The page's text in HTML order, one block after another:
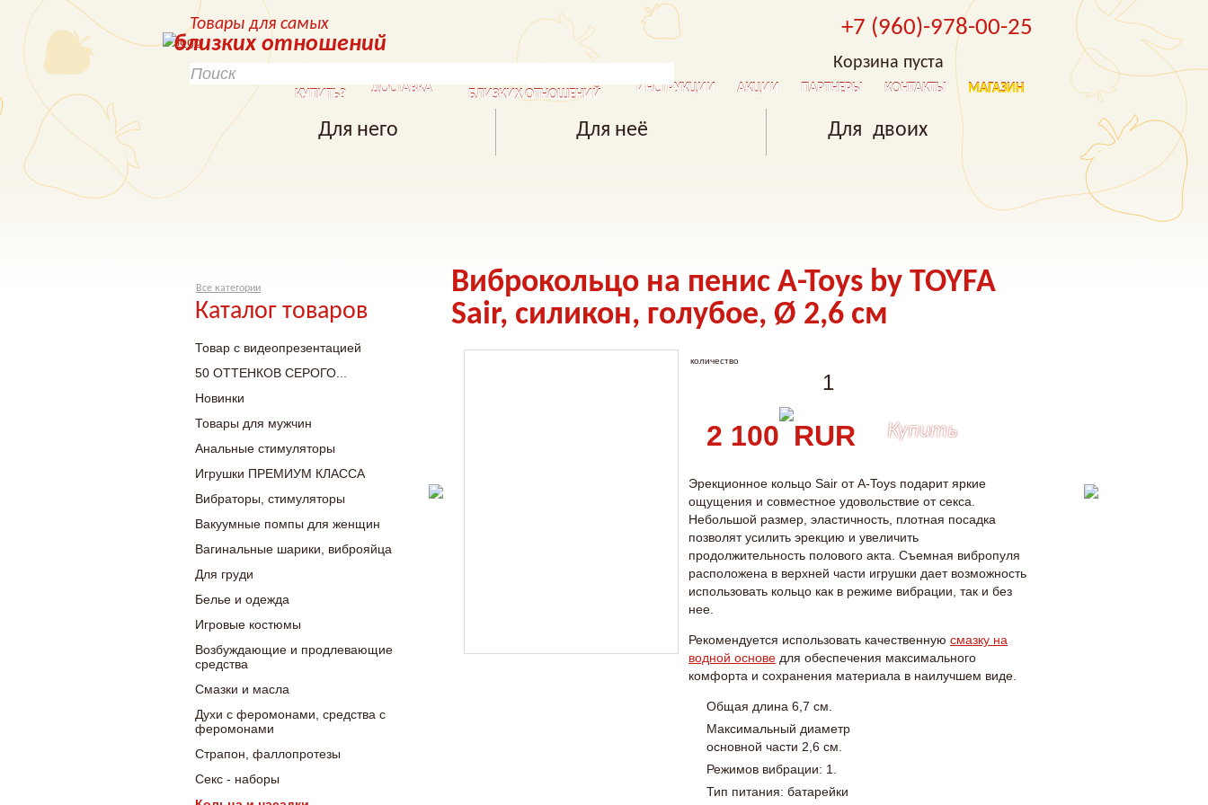
Товары для самых
близких отношений
+7 (960)-978-00-25
КУПИТЬ?
ДОСТАВКА
СЕКРЕТЫ ДЛЯ САМЫХ
БЛИЗКИХ ОТНОШЕНИЙ
ИНСТРУКЦИИ АКЦИИ ПАРТНЕРЫ КОНТАКТЫ МАГАЗИН
Для него Для неё Для двоих
Корзина пуста
Все категории
Каталог товаров
Товар с видеопрезентацией
50 ОТТЕНКОВ СЕРОГО...
Новинки
Товары для мужчин
Анальные стимуляторы
Игрушки ПРЕМИУМ КЛАССА
Вибраторы, стимуляторы
Вакуумные помпы для женщин
Вагинальные шарики, виброяйца
Для груди
Белье и одежда
Игровые костюмы
Возбуждающие и продлевающие
средства
Смазки и масла
Духи с феромонами, средства с
феромонами
Страпон, фаллопротезы
Секс - наборы
Виброкольцо на пенис A-Toys by TOYFA
Sair, силикон, голубое, Ø 2,6 см
количество
2 100 Купить
Эрекционное кольцо Sair от А-Toys подарит яркие
ощущения и совместное удовольствие от секса.
Небольшой размер, эластичность, плотная посадка
позволят усилить эрекцию и увеличить
продолжительность полового акта. Съемная вибропуля
расположена в верхней части игрушки дает возможность
использовать кольцо как в режиме вибрации, так и без
нее.
Рекомендуется использовать качественную смазку на
водной основе для обеспечения максимального
комфорта и сохранения материала в наилучшем виде.
Общая длина 6,7 см.
Максимальный диаметр
основной части 2,6 см.
Режимов вибрации: 1.
Тип питания: батарейки